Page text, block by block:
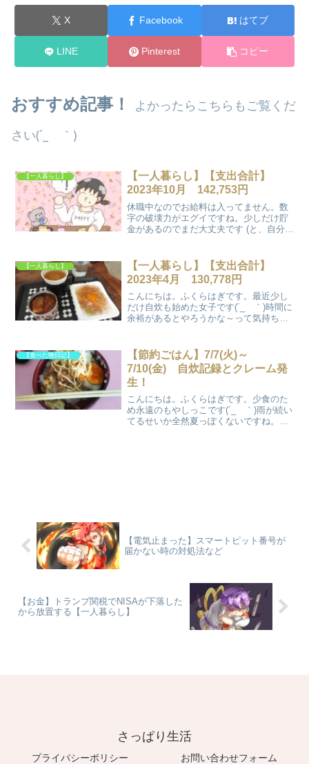
X Facebook はてブ
LINE Pinterest コピー
おすすめ記事！
よかったらこちらもご覧くだ
さい(´_ゝ｀)
【一人暮らし】
【一人暮らし】【支出合計】
2023年10月 142,753円
休職中なのでお給料は入ってません。数
字の破壊力がエグイですね。少しだけ貯
金があるのでまだ大丈夫です (と、自分に
込まれたからですね。
【一人暮らし】
【一人暮らし】【支出合計】
2023年4月 130,778円
こんにちは。ふくらはぎです。最近少し
だけ自炊も始めた女子です(´_ゝ｀)時間に
余裕があるとやろうかな～って気持ちに
らです。もっと早く上げる予定でした。
ご飯作ってる場合...
【食べた物日記】
【節約ごはん】7/7(火)～
7/10(金) 自炊記録とクレーム発
生！
こんにちは。ふくらはぎです。少食のた
め永遠のもやしっこです(´_ゝ｀)雨が続い
てるせいか全然夏っぽくないですね。仕
【電気止まった】スマートピット番号が
届かない時の対処法など
【お金】トランプ関税でNISAが下落した
から放置する【一人暮らし】
さっぱり生活
プライバシーポリシー お問い合わせフォーム